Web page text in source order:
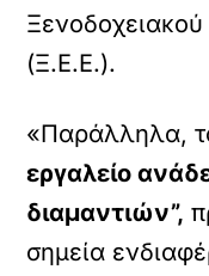
(Ξ.Ε.Ε.).
«Παράλληλα,
εργαλείο
διαμαντιών”,
σημεία